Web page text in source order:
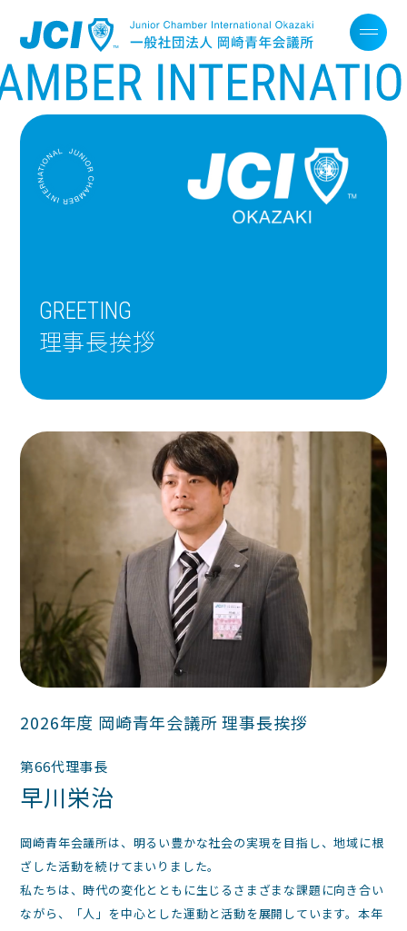
GREETING
理事長挨拶
2026年度 岡崎青年会議所 理事長挨拶
第66代理事長
早川栄治
岡崎青年会議所は、明るい豊かな社会の実現を目指し、地域に根
ざした活動を続けてまいりました。
私たちは、時代の変化とともに生じるさまざまな課題に向き合い
ながら、「人」を中心とした運動と活動を展開しています。本年